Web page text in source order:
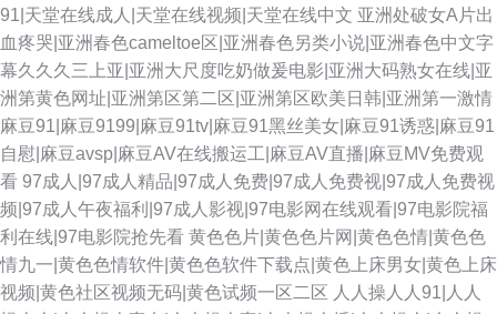
91|天堂在线成人|天堂在线视频|天堂在线中文 亚洲处破女A片出
血疼哭|亚洲春色cameltoe区|亚洲春色另类小说|亚洲春色中文字
幕久久久三上亚|亚洲大尺度吃奶做爰电影|亚洲大码熟女在线|亚
洲第黄色网址|亚洲第区第二区|亚洲第区欧美日韩|亚洲第一激情
麻豆91|麻豆9199|麻豆91tv|麻豆91黑丝美女|麻豆91诱惑|麻豆91
自慰|麻豆avsp|麻豆AV在线搬运工|麻豆AV直播|麻豆MV免费观
看 97成人|97成人精品|97成人免费|97成人免费视|97成人免费视
频|97成人午夜福利|97成人影视|97电影网在线观看|97电影院福
利在线|97电影院抢先看 黄色色片|黄色色片网|黄色色情|黄色色
情九一|黄色色情软件|黄色色软件下载点|黄色上床男女|黄色上床
视频|黄色社区视频无码|黄色试频一区二区 人人操人人91|人人